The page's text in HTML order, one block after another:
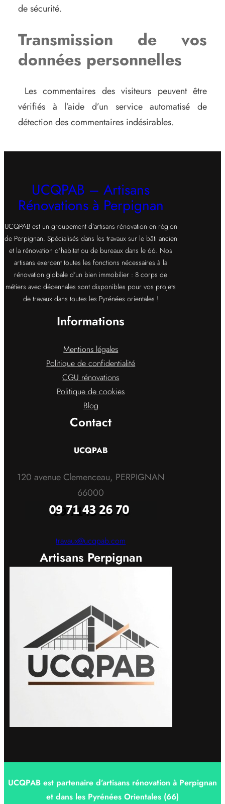
de sécurité.
Transmission de vos
données personnelles
Les commentaires des visiteurs peuvent être
vérifiés à l’aide d’un service automatisé de
détection des commentaires indésirables.
UCQPAB – Artisans
Rénovations à Perpignan
UCQPAB est un groupement d’artisans rénovation en région
de Perpignan. Spécialisés dans les travaux sur le bâti ancien
et la rénovation d’habitat ou de bureaux dans le 66. Nos
artisans exercent toutes les fonctions nécessaires à la
rénovation globale d’un bien immobilier : 8 corps de
métiers avec décennales sont disponibles pour vos projets
de travaux dans toutes les Pyrénées orientales !
Informations
Mentions légales
Politique de confidentialité
CGU rénovations
Politique de cookies
Blog
Contact
UCQPAB
120 avenue Clemenceau, PERPIGNAN
66000
travaux@ucqpab.com
Artisans Perpignan
UCQPAB est partenaire d’artisans rénovation à Perpignan
et dans les Pyrénées Orientales (66)